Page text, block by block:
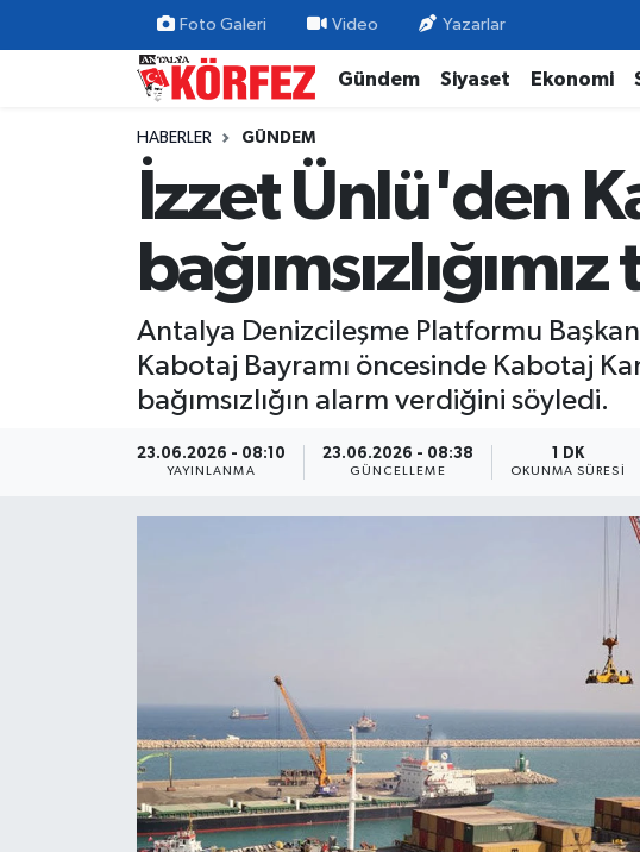
Foto Galeri Video Yazarlar
Gündem Siyaset Ekonomi
HABERLER GÜNDEM
İzzet Ünlü'den
Antalya Denizcileşme Platformu
Kabotaj Bayramı öncesinde Kabotaj
bağımsızlığın alarm verdiğini söyledi.
23.06.2026 - 08:10
YAYINLANMA
23.06.2026 - 08:38
GÜNCELLEME
1 DK
OKUNMA SÜRESI
Gündem
Yerel Yönetim
Nöbetçi Eczaneler
Trafik Durumu
Süper Lig Puan Durumu ve Fikstür
Tüm Manşetler
Son Dakika Haberleri
Haber Arşivi